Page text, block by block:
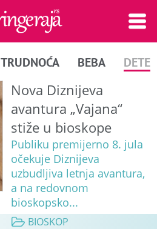
TRUDNOĆA BEBA DETE
Nova Diznijeva
avantura „Vajana“
stiže u bioskope
Publiku premijerno 8. jula
očekuje Diznijeva
uzbudljiva letnja avantura,
a na redovnom
bioskopsko...
BIOSKOP